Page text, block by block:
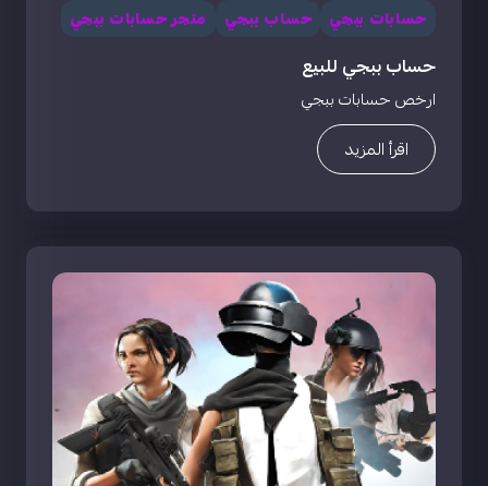
حسابات ببجي حساب ببجي متجر حسابات ببجي
حساب ببجي للبيع
ارخص حسابات ببجي
اقرأ المزيد